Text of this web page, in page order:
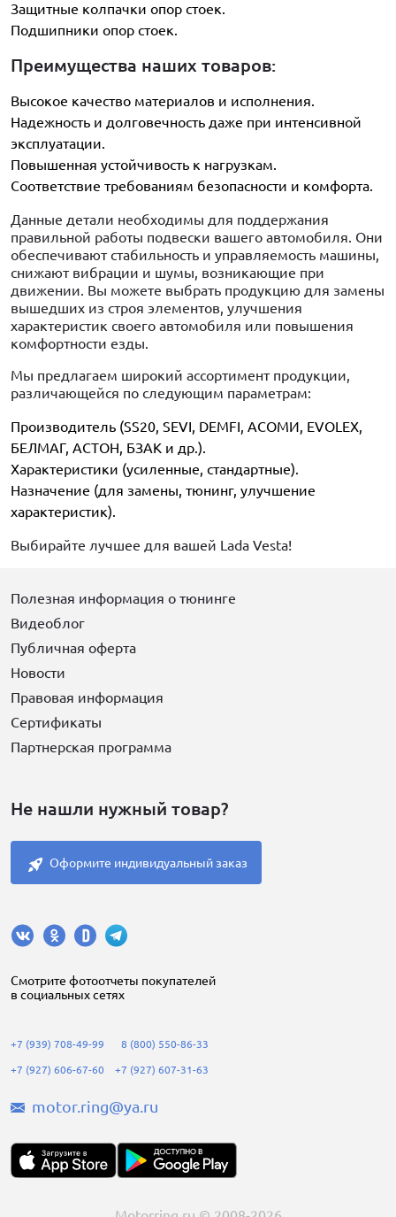
Защитные колпачки опор стоек.
Подшипники опор стоек.
Преимущества наших товаров:
Высокое качество материалов и исполнения.
Надежность и долговечность даже при интенсивной
эксплуатации.
Повышенная устойчивость к нагрузкам.
Соответствие требованиям безопасности и комфорта.
Данные детали необходимы для поддержания
правильной работы подвески вашего автомобиля. Они
обеспечивают стабильность и управляемость машины,
снижают вибрации и шумы, возникающие при
движении. Вы можете выбрать продукцию для замены
вышедших из строя элементов, улучшения
характеристик своего автомобиля или повышения
комфортности езды.
Мы предлагаем широкий ассортимент продукции,
различающейся по следующим параметрам:
Производитель (SS20, SEVI, DEMFI, АСОМИ, EVOLEX,
БЕЛМАГ, АСТОН, БЗАК и др.).
Характеристики (усиленные, стандартные).
Назначение (для замены, тюнинг, улучшение
характеристик).
Выбирайте лучшее для вашей Lada Vesta!
Полезная информация о тюнинге
Видеоблог
Публичная оферта
Новости
Правовая информация
Сертификаты
Партнерская программа
Не нашли нужный товар?
Оформите индивидуальный заказ
Cмотрите фотоотчеты покупателей
в социальных сетях
+7 (939) 708-49-99
+7 (927) 606-67-60
8 (800) 550-86-33
+7 (927) 607-31-63
motor.ring@ya.ru